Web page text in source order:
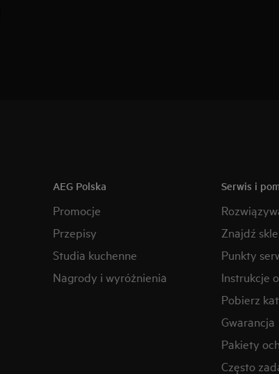
AEG Polska
Promocje
Przepisy
Studia kuchenne
Nagrody i wyróżnienia
Serwis i
Znajdź
Punkty
Instrukcje
Pobierz
Gwarancja
Pakiety
Często